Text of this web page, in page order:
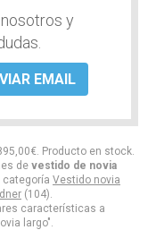
€. Producto en stock.
de vestido de novia
categoría Vestido novia
(104).
características a
largo".
y
EMAIL